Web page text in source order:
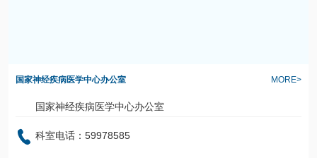
国家神经疾病医学中心办公室 MORE>
国家神经疾病医学中心办公室
科室电话：59978585